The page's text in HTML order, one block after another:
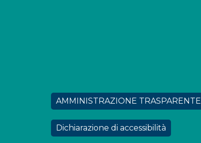
AMMINISTRAZIONE TRASPARENTE
Dichiarazione di accessibilità